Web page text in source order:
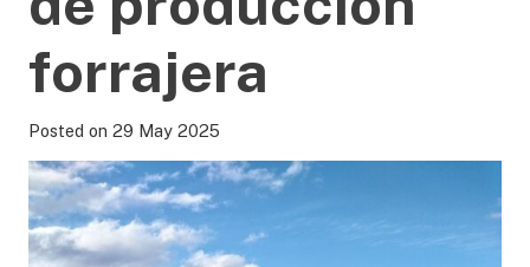
forrajera
Posted on 29 May 2025